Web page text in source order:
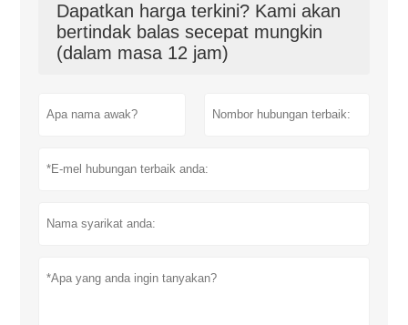
Dapatkan harga terkini? Kami akan
bertindak balas secepat mungkin
(dalam masa 12 jam)